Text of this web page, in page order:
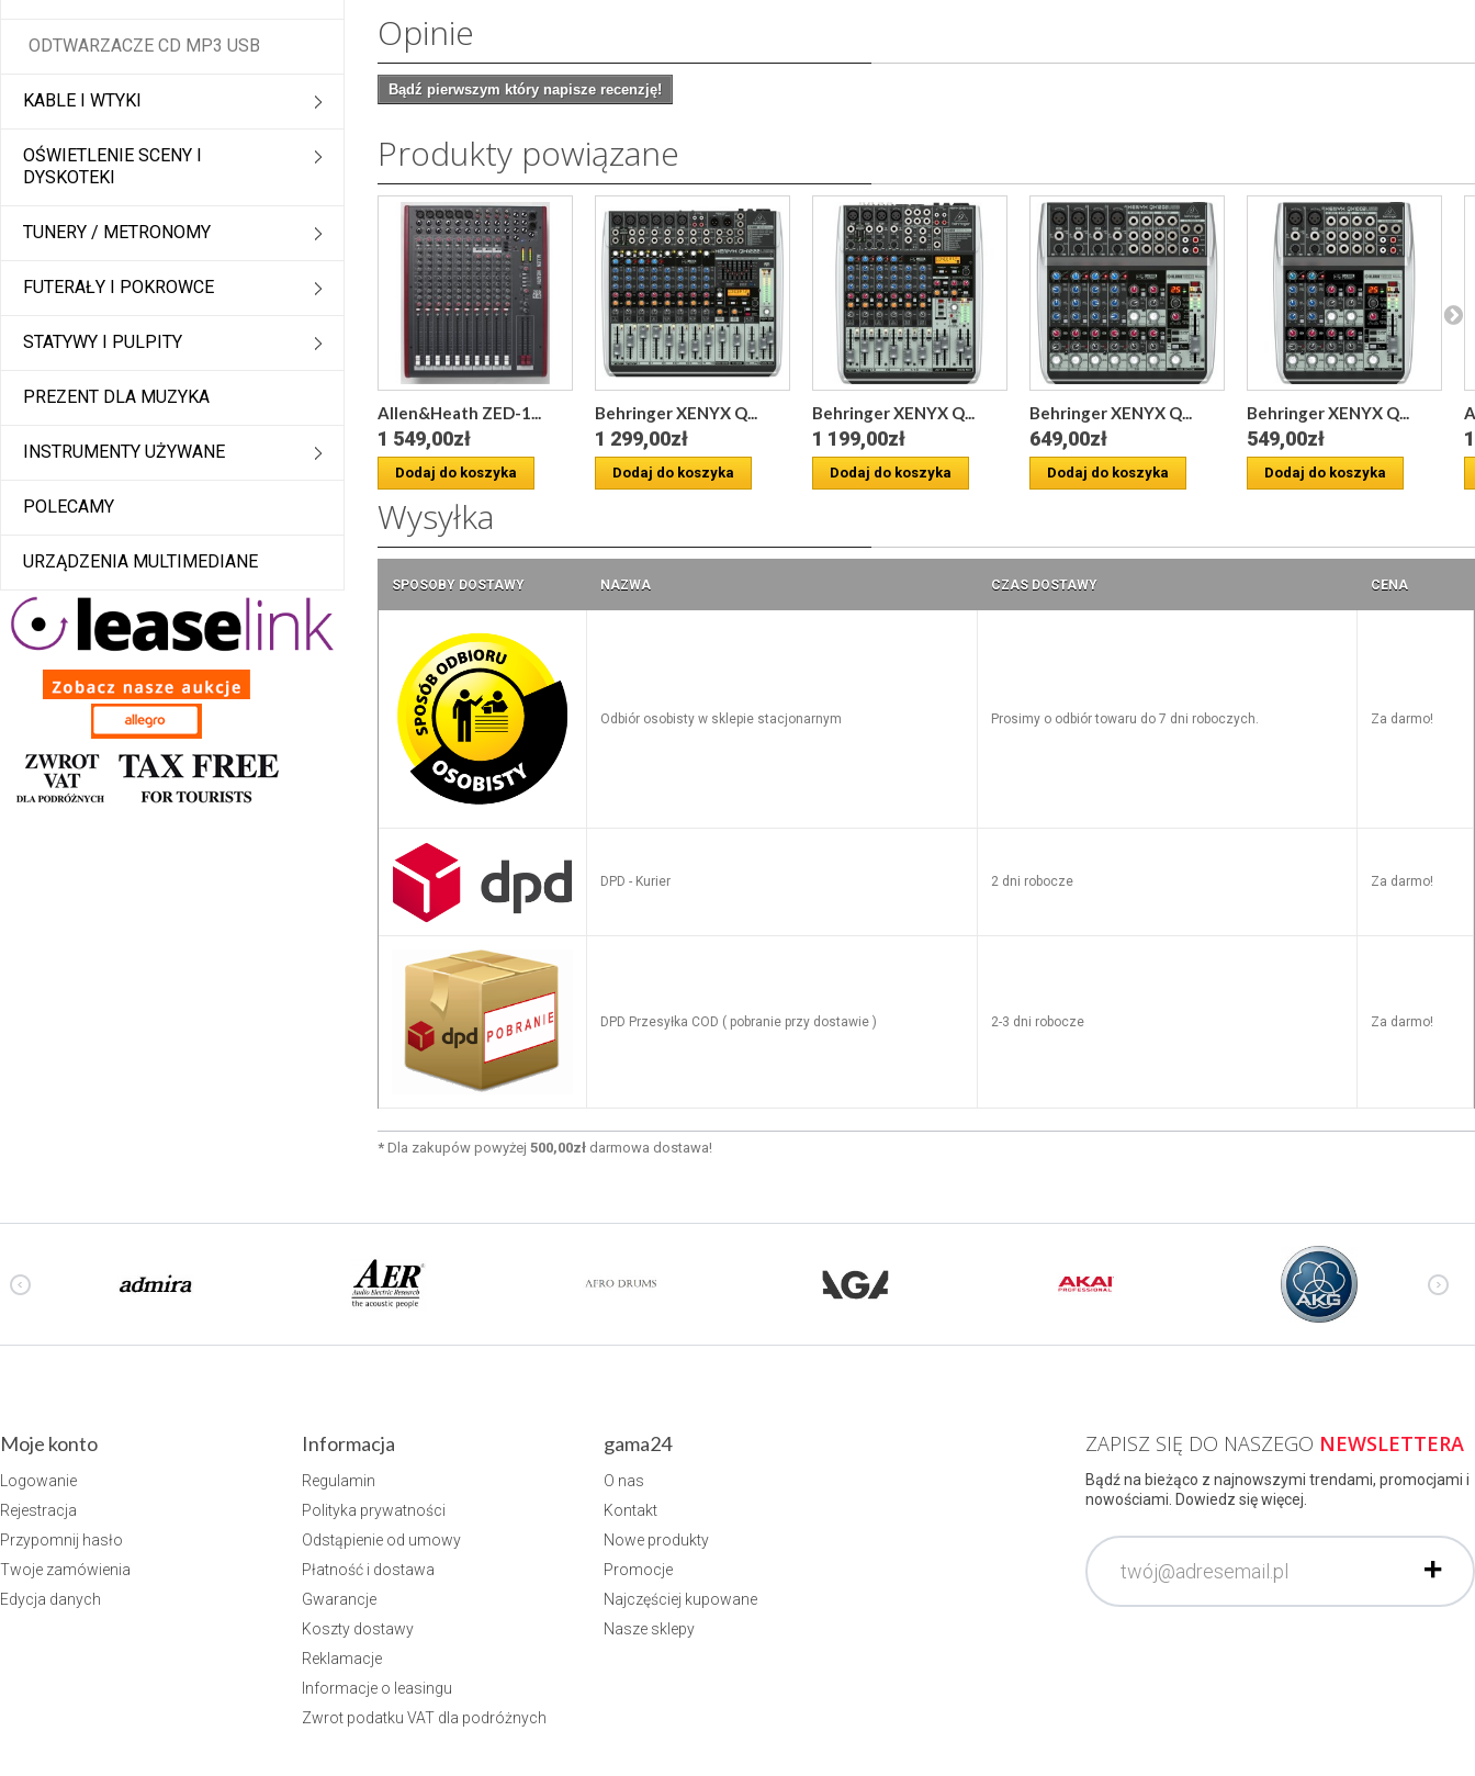
ODTWARZACZE CD MP3 USB
KABLE I WTYKI
OŚWIETLENIE SCENY I
DYSKOTEKI
TUNERY / METRONOMY
FUTERAŁY I POKROWCE
STATYWY I PULPITY
PREZENT DLA MUZYKA
INSTRUMENTY UŻYWANE
POLECAMY
URZĄDZENIA MULTIMEDIANE
Opinie
Bądź pierwszym który napisze recenzję!
Produkty powiązane
Allen&Heath ZED-1...
1 549,00zł
Dodaj do koszyka
Behringer XENYX Q...
1 299,00zł
Dodaj do koszyka
Behringer XENYX Q...
1 199,00zł
Dodaj do koszyka
Behringer XENYX Q...
649,00zł
Dodaj do koszyka
Behringer XENYX Q...
549,00zł
Dodaj do koszyka
Wysyłka
SPOSOBY DOSTAWY NAZWA CZAS DOSTAWY CENA
Odbiór osobisty w sklepie stacjonarnym Prosimy o odbiór towaru do 7 dni roboczych. Za darmo!
DPD - Kurier 2 dni robocze Za darmo!
DPD Przesyłka COD ( pobranie przy dostawie ) 2-3 dni robocze Za darmo!
*Dla zakupów powyżej 500,00złdarmowa dostawa!
Moje konto
Logowanie
Rejestracja
Przypomnij hasło
Twoje zamówienia
Edycja danych
Informacja
Regulamin
Polityka prywatności
Odstąpienie od umowy
Płatność i dostawa
Gwarancje
Koszty dostawy
Reklamacje
Informacje o leasingu
Zwrot podatku VAT dla podróżnych
gama24
O nas
Kontakt
Nowe produkty
Promocje
Najczęściej kupowane
Nasze sklepy
ZAPISZ SIĘ DO NASZEGO NEWSLETTERA
Bądź na bieżąco z najnowszymi trendami, promocjami i
nowościami. Dowiedz się więcej.